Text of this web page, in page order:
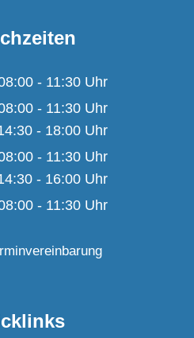
- 11:30Uhr
Von 08:00 bis 11:30
- 11:30Uhr
Von 08:00 bis 11:30
- 18:00 Uhr
Von 14:30 bis 18:00
- 11:30Uhr
Von 08:00 bis 11:30
- 16:00 Uhr
Von 14:30 bis 16:00
- 11:30Uhr